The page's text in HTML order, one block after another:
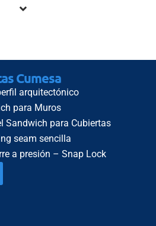
para descargar el
la Línea Comercial e Industrial.
Cumesa
arquitectónico
para Muros
Sandwich para Cubiertas
seam sencilla
a presión – Snap Lock